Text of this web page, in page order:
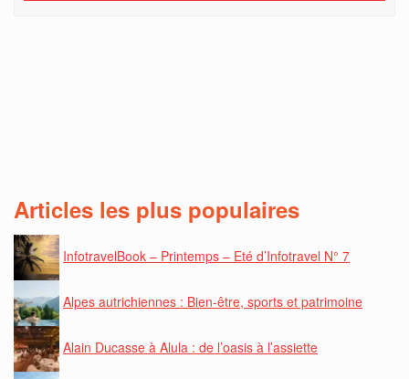
Articles les plus populaires
InfotravelBook – Printemps – Eté d’Infotravel N° 7
Alpes autrichiennes : Bien-être, sports et patrimoine
Alain Ducasse à Alula : de l’oasis à l’assiette